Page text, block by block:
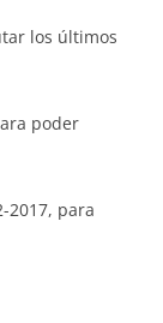
los últimos
poder
2017, para